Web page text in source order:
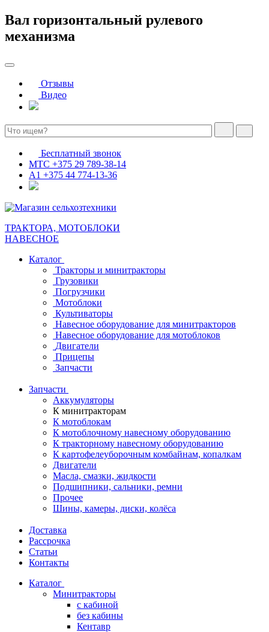
Вал горизонтальный рулевого
механизма
Отзывы
Видео
Бесплатный звонок
МТС +375 29 789-38-14
А1 +375 44 774-13-36
ТРАКТОРА, МОТОБЛОКИ
НАВЕСНОЕ
Каталог
Тракторы и минитракторы
Грузовики
Погрузчики
Мотоблоки
Культиваторы
Навесное оборудование для минитракторов
Навесное оборудование для мотоблоков
Двигатели
Прицепы
Запчасти
Запчасти
Аккумуляторы
К минитракторам
К мотоблокам
К мотоблочному навесному оборудованию
К тракторному навесному оборудованию
К картофелеуборочным комбайнам, копалкам
Двигатели
Масла, смазки, жидкости
Подшипники, сальники, ремни
Прочее
Шины, камеры, диски, колёса
Доставка
Рассрочка
Статьи
Контакты
Каталог
Минитракторы
c кабиной
без кабины
Кентавр